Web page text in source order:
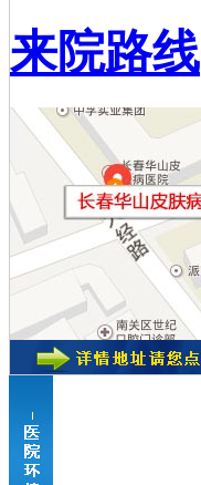
来院路线